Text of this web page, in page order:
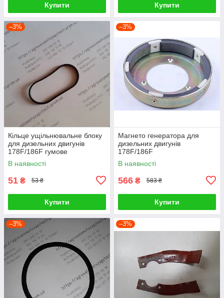
Купити Купити
–3%
Кільце ущільнювальне блоку
для дизельних двигунів
178F/186F гумове
В наявності
51 ₴ 53 ₴
Купити
–3%
Магнето генератора для
дизельних двигунів
178F/186F
В наявності
566 ₴ 583 ₴
Купити
–3% –3%